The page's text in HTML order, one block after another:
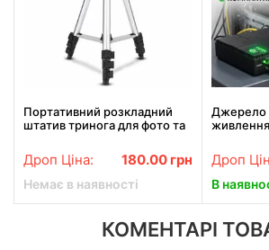
Портативний розкладний
штатив тринога для фото та
Дроп Ціна: 180.00 грн
Немає в наявності
Джерело
живлення
5V/9V/12V,
кабелями
Дроп
В
КОМЕНТАРІ